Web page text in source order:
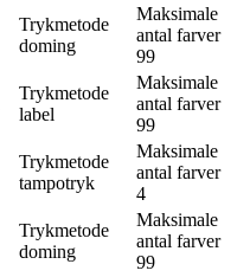
Trykmetode
doming
Maksimale
antal farver
99
Trykmetode
label
Maksimale
antal farver
99
Trykmetode
tampotryk
Maksimale
antal farver
4
Trykmetode
doming
Maksimale
antal farver
99